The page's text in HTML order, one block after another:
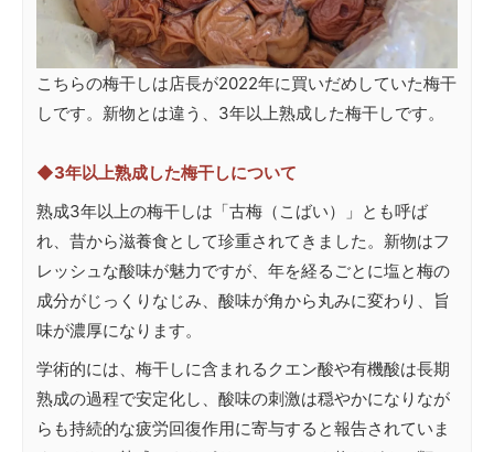
こちらの梅干しは店長が2022年に買いだめしていた梅干
しです。新物とは違う、3年以上熟成した梅干しです。
◆3年以上熟成した梅干しについて
熟成3年以上の梅干しは「古梅（こばい）」とも呼ば
れ、昔から滋養食として珍重されてきました。新物はフ
レッシュな酸味が魅力ですが、年を経るごとに塩と梅の
成分がじっくりなじみ、酸味が角から丸みに変わり、旨
味が濃厚になります。
学術的には、梅干しに含まれるクエン酸や有機酸は長期
熟成の過程で安定化し、酸味の刺激は穏やかになりなが
らも持続的な疲労回復作用に寄与すると報告されていま